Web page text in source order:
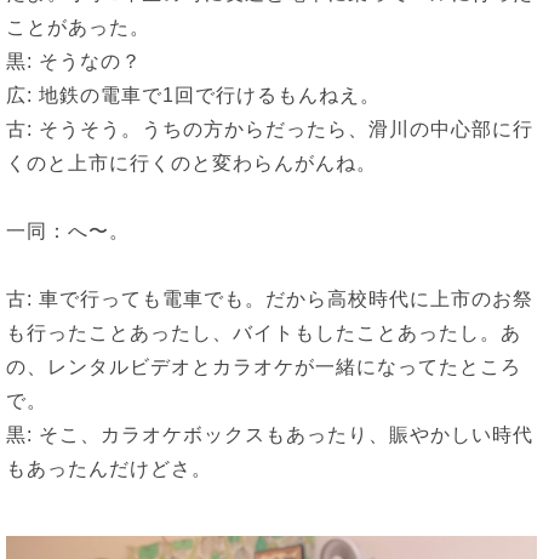
ことがあった。
黒: そうなの？
広: 地鉄の電車で1回で行けるもんねえ。
古: そうそう。うちの方からだったら、滑川の中心部に行
くのと上市に行くのと変わらんがんね。
一同：へ〜。
古: 車で行っても電車でも。だから高校時代に上市のお祭
も行ったことあったし、バイトもしたことあったし。あ
の、レンタルビデオとカラオケが一緒になってたところ
で。
黒: そこ、カラオケボックスもあったり、賑やかしい時代
もあったんだけどさ。